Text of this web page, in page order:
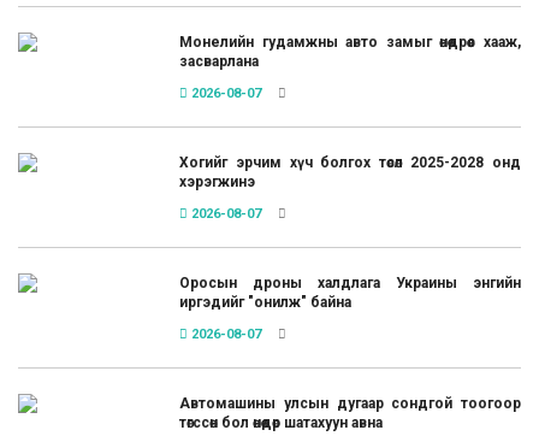
Монелийн гудамжны авто замыг өнөөдрөөс хааж,
засварлана
2026-08-07
Хогийг эрчим хүч болгох төсөл 2025-2028 онд
хэрэгжинэ
2026-08-07
Оросын дроны халдлага Украины энгийн
иргэдийг "онилж" байна
2026-08-07
Автомашины улсын дугаар сондгой тоогоор
төгссөн бол өнөөдөр шатахуун авна